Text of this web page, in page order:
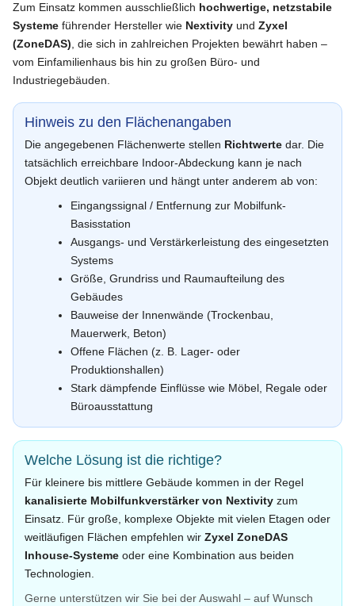
Zum Einsatz kommen ausschließlich hochwertige, netzstabile
Systeme führender Hersteller wie Nextivity und Zyxel
(ZoneDAS), die sich in zahlreichen Projekten bewährt haben –
vom Einfamilienhaus bis hin zu großen Büro- und
Industriegebäuden.
Hinweis zu den Flächenangaben
Die angegebenen Flächenwerte stellen Richtwerte dar. Die
tatsächlich erreichbare Indoor-Abdeckung kann je nach
Objekt deutlich variieren und hängt unter anderem ab von:
Eingangssignal / Entfernung zur Mobilfunk-
Basisstation
Ausgangs- und Verstärkerleistung des eingesetzten
Systems
Größe, Grundriss und Raumaufteilung des
Gebäudes
Bauweise der Innenwände (Trockenbau,
Mauerwerk, Beton)
Offene Flächen (z. B. Lager- oder
Produktionshallen)
Stark dämpfende Einflüsse wie Möbel, Regale oder
Büroausstattung
Welche Lösung ist die richtige?
Für kleinere bis mittlere Gebäude kommen in der Regel
kanalisierte Mobilfunkverstärker von Nextivity zum
Einsatz. Für große, komplexe Objekte mit vielen Etagen oder
weitläufigen Flächen empfehlen wir Zyxel ZoneDAS
Inhouse-Systeme oder eine Kombination aus beiden
Technologien.
Gerne unterstützen wir Sie bei der Auswahl – auf Wunsch